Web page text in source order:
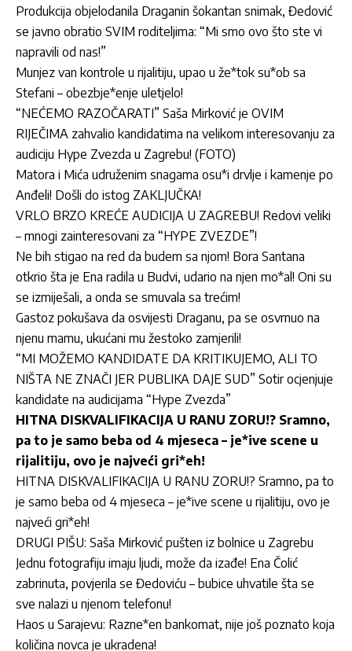
Produkcija objelodanila Draganin šokantan snimak, Đedović
se javno obratio SVIM roditeljima: “Mi smo ovo što ste vi
napravili od nas!”
Munjez van kontrole u rijalitiju, upao u že*tok su*ob sa
Stefani – obezbje*enje uletjelo!
“NEĆEMO RAZOČARATI” Saša Mirković je OVIM
RIJEČIMA zahvalio kandidatima na velikom interesovanju za
audiciju Hype Zvezda u Zagrebu! (FOTO)
Matora i Mića udruženim snagama osu*i drvlje i kamenje po
Anđeli! Došli do istog ZAKLJUČKA!
VRLO BRZO KREĆE AUDICIJA U ZAGREBU! Redovi veliki
– mnogi zainteresovani za “HYPE ZVEZDE”!
Ne bih stigao na red da budem sa njom! Bora Santana
otkrio šta je Ena radila u Budvi, udario na njen mo*al! Oni su
se izmiješali, a onda se smuvala sa trećim!
Gastoz pokušava da osvijesti Draganu, pa se osvrnuo na
njenu mamu, ukućani mu žestoko zamjerili!
“MI MOŽEMO KANDIDATE DA KRITIKUJEMO, ALI TO
NIŠTA NE ZNAČI JER PUBLIKA DAJE SUD” Sotir ocjenjuje
kandidate na audicijama “Hype Zvezda”
HITNA DISKVALIFIKACIJA U RANU ZORU!? Sramno,
pa to je samo beba od 4 mjeseca – je*ive scene u
rijalitiju, ovo je najveći gri*eh!
HITNA DISKVALIFIKACIJA U RANU ZORU!? Sramno, pa to
je samo beba od 4 mjeseca – je*ive scene u rijalitiju, ovo je
najveći gri*eh!
DRUGI PIŠU: Saša Mirković pušten iz bolnice u Zagrebu
Jednu fotografiju imaju ljudi, može da izađe! Ena Čolić
zabrinuta, povjerila se Đedoviću – bubice uhvatile šta se
sve nalazi u njenom telefonu!
Haos u Sarajevu: Razne*en bankomat, nije još poznato koja
količina novca je ukradena!